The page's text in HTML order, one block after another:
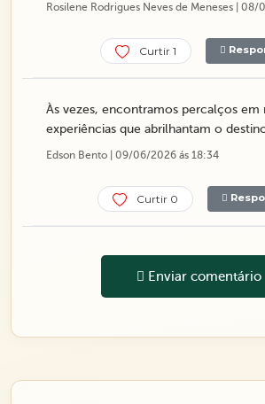
Rosilene Rodrigues Neves de Meneses | 08/
Curtir 1
Às vezes, encontramos percalços em
experiências que abrilhantam o
Edson Bento | 09/06/2026 ás 18:34
Curtir 0
Enviar comentário